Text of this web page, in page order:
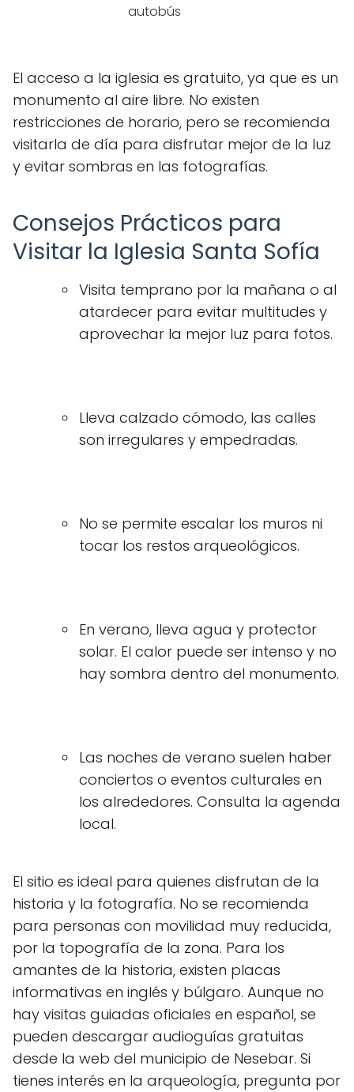
autobús
El acceso a la iglesia es gratuito, ya que es un
monumento al aire libre. No existen
restricciones de horario, pero se recomienda
visitarla de día para disfrutar mejor de la luz
y evitar sombras en las fotografías.
Consejos Prácticos para
Visitar la Iglesia Santa Sofía
Visita temprano por la mañana o al
atardecer para evitar multitudes y
aprovechar la mejor luz para fotos.
Lleva calzado cómodo, las calles
son irregulares y empedradas.
No se permite escalar los muros ni
tocar los restos arqueológicos.
En verano, lleva agua y protector
solar. El calor puede ser intenso y no
hay sombra dentro del monumento.
Las noches de verano suelen haber
conciertos o eventos culturales en
los alrededores. Consulta la agenda
local.
El sitio es ideal para quienes disfrutan de la
historia y la fotografía. No se recomienda
para personas con movilidad muy reducida,
por la topografía de la zona. Para los
amantes de la historia, existen placas
informativas en inglés y búlgaro. Aunque no
hay visitas guiadas oficiales en español, se
pueden descargar audioguías gratuitas
desde la web del municipio de Nesebar. Si
tienes interés en la arqueología, pregunta por